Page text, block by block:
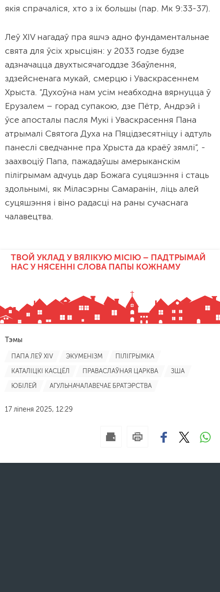
якія спрачаліся, хто з іх большы (пар. Мк 9:33-37).
Леў XIV нагадаў пра яшчэ адно фундаментальнае
свята для ўсіх хрысціян: у 2033 годзе будзе
адзначацца двухтысячагоддзе Збаўлення,
здзейсненага мукай, смерцю і Уваскрасеннем
Хрыста. “Духоўна нам усім неабходна вярнуцца ў
Ерузалем – горад супакою, дзе Пётр, Андрэй і
ўсе апосталы пасля Мукі і Уваскрасення Пана
атрымалі Святога Духа на Пяцідзесятніцу і адтуль
панеслі сведчанне пра Хрыста да краёў зямлі”, -
заахвоціў Папа, пажадаўшы амерыканскім
пілігрымам адчуць дар Божага суцяшэння і стаць
здольнымі, як Міласэрны Самаранін, ліць алей
суцяшэння і віно радасці на раны сучаснага
чалавецтва.
ТВОЙ УКЛАД У ВЯЛІКУЮ МІСІЮ – ПАДТРЫМАЙ
НАС У НЯСЕННІ СЛОВА ПАПЫ КОЖНАМУ
Тэмы
ПАПА ЛЕЎ XIV ЭКУМЕНІЗМ ПІЛІГРЫМКА
КАТАЛІЦКІ КАСЦЁЛ ПРАВАСЛАЎНАЯ ЦАРКВА ЗША
ЮБІЛЕЙ АГУЛЬНАЧАЛАВЕЧАЕ БРАТЭРСТВА
17 ліпеня 2025, 12:29